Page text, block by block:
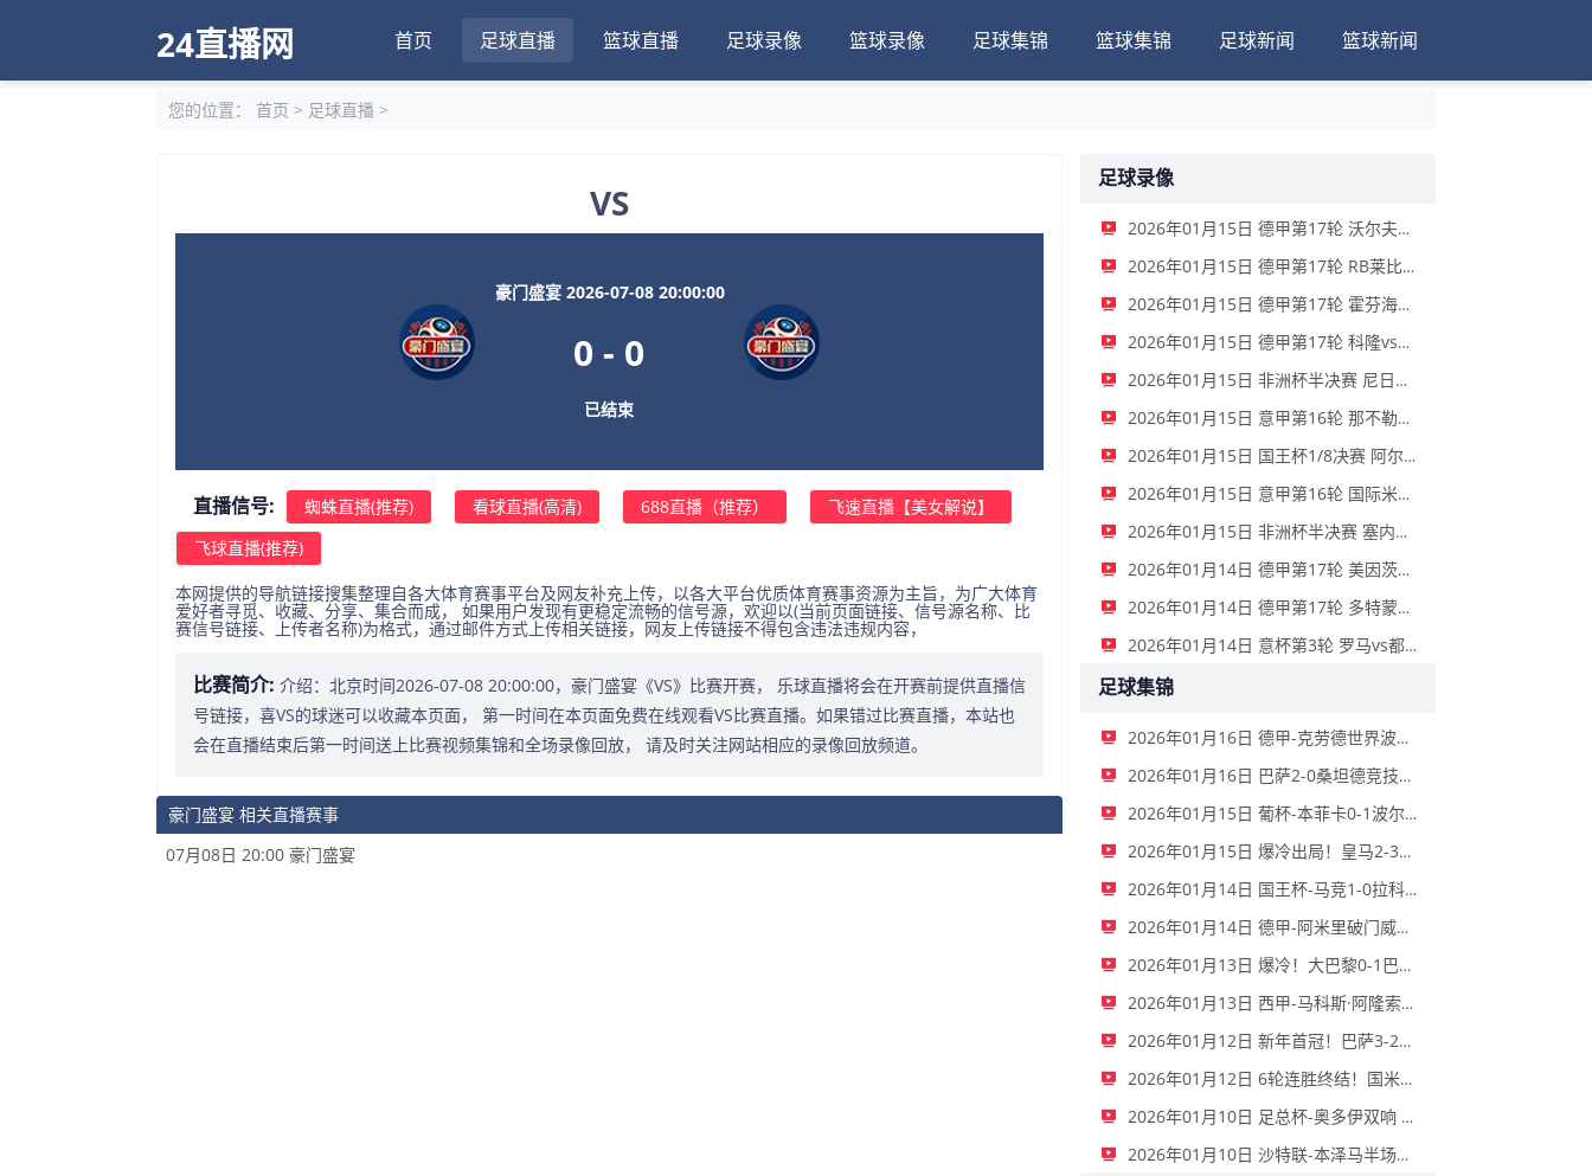
24直播网 首页 足球直播 篮球直播 足球录像 篮球录像 足球集锦 篮球集锦 足球新闻 篮球新闻
您的位置： 首页 > 足球直播 >
VS
豪门盛宴 2026-07-08 20:00:00
0 - 0
已结束
直播信号: 蜘蛛直播(推荐) 看球直播(高清) 688直播（推荐）
飞速直播【美女解说】
飞球直播(推荐)
本网提供的导航链接搜集整理自各大体育赛事平台及网友补充上传，以各大平台优质体育赛事资源为主旨，为广大体育
爱好者寻觅、收藏、分享、集合而成， 如果用户发现有更稳定流畅的信号源，欢迎以(当前页面链接、信号源名称、比
赛信号链接、上传者名称)为格式，通过邮件方式上传相关链接，网友上传链接不得包含违法违规内容，
比赛简介: 介绍：北京时间2026-07-08 20:00:00，豪门盛宴《VS》比赛开赛， 乐球直播将会在开赛前提供直播信
号链接，喜VS的球迷可以收藏本页面， 第一时间在本页面免费在线观看VS比赛直播。如果错过比赛直播，本站也
会在直播结束后第一时间送上比赛视频集锦和全场录像回放， 请及时关注网站相应的录像回放频道。
豪门盛宴 相关直播赛事
07月08日 20:00 豪门盛宴
足球录像
2026年01月15日 德甲第17轮 沃尔夫斯堡vs圣保利 全场录像
2026年01月15日 德甲第17轮 RB莱比锡vs弗赖堡 全场录像
2026年01月15日 德甲第17轮 霍芬海姆vs门兴 全场录像
2026年01月15日 德甲第17轮 科隆vs拜仁慕尼黑 全场录像
2026年01月15日 非洲杯半决赛 尼日利亚vs摩洛哥 全场录像
2026年01月15日 意甲第16轮 那不勒斯vs帕尔马 全场录像
2026年01月15日 国王杯1/8决赛 阿尔瓦塞特vs皇家马德里 全场录像
2026年01月15日 意甲第16轮 国际米兰vs莱切 全场录像
2026年01月15日 非洲杯半决赛 塞内加尔vs埃及 全场录像
2026年01月14日 德甲第17轮 美因茨vs海登海姆 全场录像
2026年01月14日 德甲第17轮 多特蒙德vs不莱梅 全场录像
2026年01月14日 意杯第3轮 罗马vs都灵 全场录像
足球集锦
2026年01月16日 德甲-克劳德世界波柳比西奇绝平 十人柏林联合1-1奥格斯堡
2026年01月16日 巴萨2-0桑坦德竞技晋级国王杯八强 费兰单刀球破门亚马尔建功
2026年01月15日 葡杯-本菲卡0-1波尔图止步八强 贝德纳雷克制胜帕夫利季斯失良机
2026年01月15日 爆冷出局！皇马2-3遭西乙队阿尔瓦塞特补时绝杀 无缘国王杯8强
2026年01月14日 国王杯-马竞1-0拉科鲁尼亚 格列兹曼十分角任意球破门+远射中横梁
2026年01月14日 德甲-阿米里破门威德默建功 美因茨2-1海登海姆
2026年01月13日 爆冷！大巴黎0-1巴黎FC止步法国杯32强 登贝莱失单刀埃梅里中框
2026年01月13日 西甲-马科斯·阿隆索点射制胜 塞尔塔客场1-0塞维利亚
2026年01月12日 新年首冠！巴萨3-2皇马卫冕西超杯 拉菲尼亚双响维尼修斯一条龙
2026年01月12日 6轮连胜终结！国米2-2那不勒斯 麦克托米奈双响恰20点射孔蒂染红
2026年01月10日 足总杯-奥多伊双响 点球大战诺丁汉森林6-7雷克瑟姆
2026年01月10日 沙特联-本泽马半场戴帽 吉达联合4-0拉斯永恒